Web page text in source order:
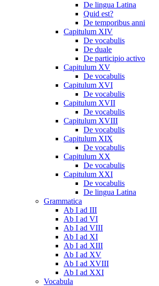
De lingua Latina
Quid est?
De temporibus anni
Capitulum XIV
De vocabulis
De duale
De participio activo
Capitulum XV
De vocabulis
Capitulum XVI
De vocabulis
Capitulum XVII
De vocabulis
Capitulum XVIII
De vocabulis
Capitulum XIX
De vocabulis
Capitulum XX
De vocabulis
Capitulum XXI
De vocabulis
De lingua Latina
Grammatica
Ab I ad III
Ab I ad VI
Ab I ad VIII
Ab I ad XI
Ab I ad XIII
Ab I ad XV
Ab I ad XVIII
Ab I ad XXI
Vocabula